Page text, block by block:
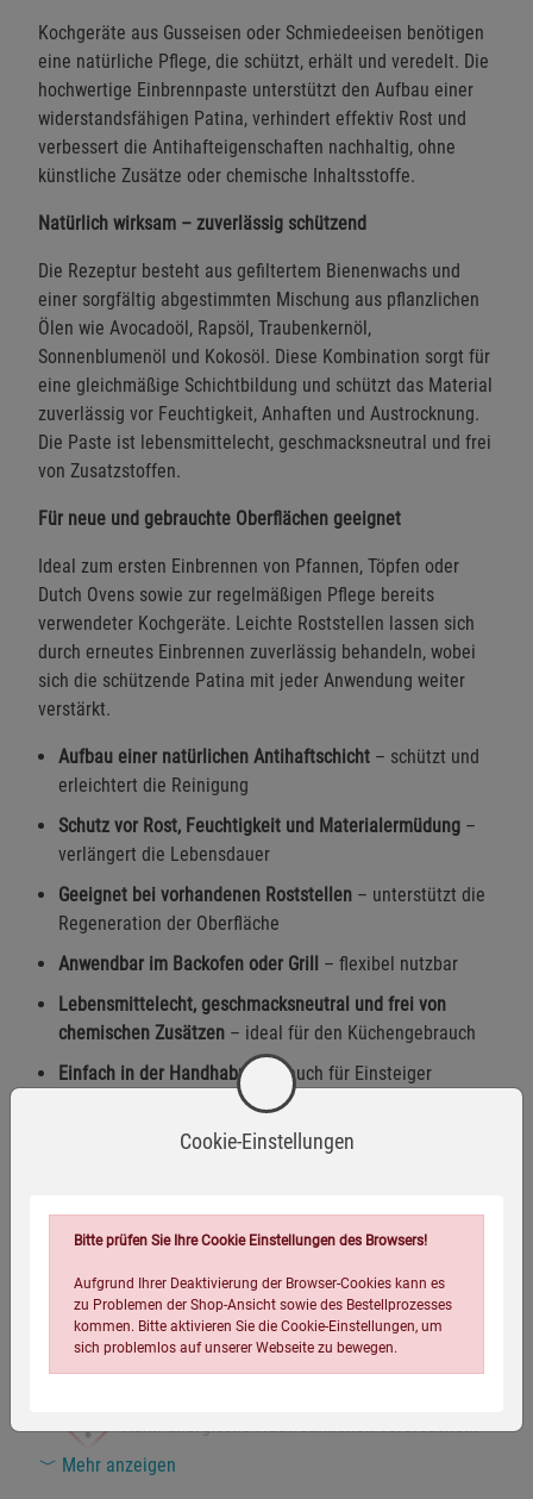
Kochgeräte aus Gusseisen oder Schmiedeeisen benötigen
eine natürliche Pflege, die schützt, erhält und veredelt. Die
hochwertige Einbrennpaste unterstützt den Aufbau einer
widerstandsfähigen Patina, verhindert effektiv Rost und
verbessert die Antihafteigenschaften nachhaltig, ohne
künstliche Zusätze oder chemische Inhaltsstoffe.
Natürlich wirksam – zuverlässig schützend
Die Rezeptur besteht aus gefiltertem Bienenwachs und
einer sorgfältig abgestimmten Mischung aus pflanzlichen
Ölen wie Avocadoöl, Rapsöl, Traubenkernöl,
Sonnenblumenöl und Kokosöl. Diese Kombination sorgt für
eine gleichmäßige Schichtbildung und schützt das Material
zuverlässig vor Feuchtigkeit, Anhaften und Austrocknung.
Die Paste ist lebensmittelecht, geschmacksneutral und frei
von Zusatzstoffen.
Für neue und gebrauchte Oberflächen geeignet
Ideal zum ersten Einbrennen von Pfannen, Töpfen oder
Dutch Ovens sowie zur regelmäßigen Pflege bereits
verwendeter Kochgeräte. Leichte Roststellen lassen sich
durch erneutes Einbrennen zuverlässig behandeln, wobei
sich die schützende Patina mit jeder Anwendung weiter
verstärkt.
Aufbau einer natürlichen Antihaftschicht – schützt und
erleichtert die Reinigung
Schutz vor Rost, Feuchtigkeit und Materialermüdung –
verlängert die Lebensdauer
Geeignet bei vorhandenen Roststellen – unterstützt die
Regeneration der Oberfläche
Anwendbar im Backofen oder Grill – flexibel nutzbar
Lebensmittelecht, geschmacksneutral und frei von
chemischen Zusätzen – ideal für den Küchengebrauch
Einfach in der Handhabung
– auch für Einsteiger
Zusammensetzung
Warnhinweise / Sicherheitsinformationen
Kann allergische Hautreaktionen verursachen.
Mehr anzeigen
Cookie-Einstellungen
Bitte prüfen Sie Ihre Cookie Einstellungen des Browsers!
Aufgrund Ihrer Deaktivierung der Browser-Cookies kann es
zu Problemen der Shop-Ansicht sowie des Bestellprozesses
kommen. Bitte aktivieren Sie die Cookie-Einstellungen, um
sich problemlos auf unserer Webseite zu bewegen.